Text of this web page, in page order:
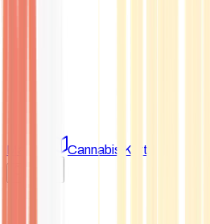
Marken Cannabis Karte